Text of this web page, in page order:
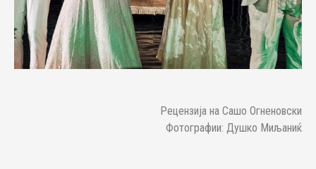
Рецензија на Сашо Огненовски
Фотографии: Душко Миљаниќ